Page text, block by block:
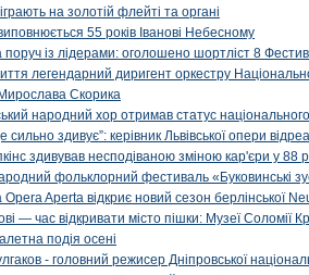
на золотій флейті та органі
55 років Іванові Небесному
поруч із лідерами: оголошено шортліст 8
легендарний диригент оркестру
Скорика
народний хор отримав статус національного
сильно здивує”: керівник Львівської опери
здивував несподіваною зміною кар'єри у 88
фольклорний фестиваль «Буковинські
Opera Aperta відкриє новий сезон берлінської
— час відкривати місто пішки: Музеї Соломії
подія осені
- головний режисер Дніпровської